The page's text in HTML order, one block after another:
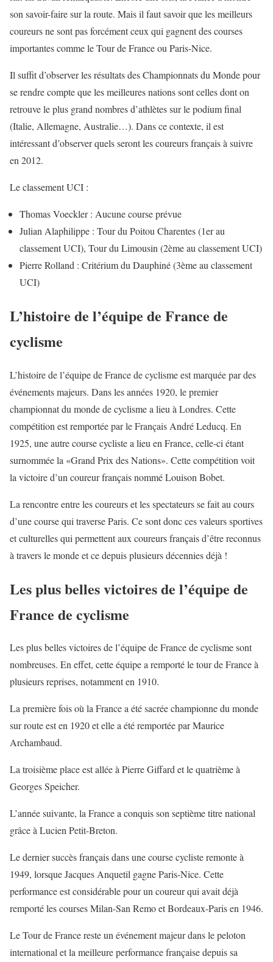
son savoir-faire sur la route. Mais il faut savoir que les meilleurs
coureurs ne sont pas forcément ceux qui gagnent des courses
importantes comme le Tour de France ou Paris-Nice.
Il suffit d’observer les résultats des Championnats du Monde pour
se rendre compte que les meilleures nations sont celles dont on
retrouve le plus grand nombres d’athlètes sur le podium final
(Italie, Allemagne, Australie…). Dans ce contexte, il est
intéressant d’observer quels seront les coureurs français à suivre
en 2012.
Le classement UCI :
Thomas Voeckler : Aucune course prévue
Julian Alaphilippe : Tour du Poitou Charentes (1er au
classement UCI), Tour du Limousin (2ème au classement UCI)
Pierre Rolland : Critérium du Dauphiné (3ème au classement
UCI)
L’histoire de l’équipe de France de
cyclisme
L’histoire de l’équipe de France de cyclisme est marquée par des
événements majeurs. Dans les années 1920, le premier
championnat du monde de cyclisme a lieu à Londres. Cette
compétition est remportée par le Français André Leducq. En
1925, une autre course cycliste a lieu en France, celle-ci étant
surnommée la «Grand Prix des Nations». Cette compétition voit
la victoire d’un coureur français nommé Louison Bobet.
La rencontre entre les coureurs et les spectateurs se fait au cours
d’une course qui traverse Paris. Ce sont donc ces valeurs sportives
et culturelles qui permettent aux coureurs français d’être reconnus
à travers le monde et ce depuis plusieurs décennies déjà !
Les plus belles victoires de l’équipe de
France de cyclisme
Les plus belles victoires de l’équipe de France de cyclisme sont
nombreuses. En effet, cette équipe a remporté le tour de France à
plusieurs reprises, notamment en 1910.
La première fois où la France a été sacrée championne du monde
sur route est en 1920 et elle a été remportée par Maurice
Archambaud.
La troisième place est allée à Pierre Giffard et le quatrième à
Georges Speicher.
L’année suivante, la France a conquis son septième titre national
grâce à Lucien Petit-Breton.
Le dernier succès français dans une course cycliste remonte à
1949, lorsque Jacques Anquetil gagne Paris-Nice. Cette
performance est considérable pour un coureur qui avait déjà
remporté les courses Milan-San Remo et Bordeaux-Paris en 1946.
Le Tour de France reste un événement majeur dans le peloton
international et la meilleure performance française depuis sa